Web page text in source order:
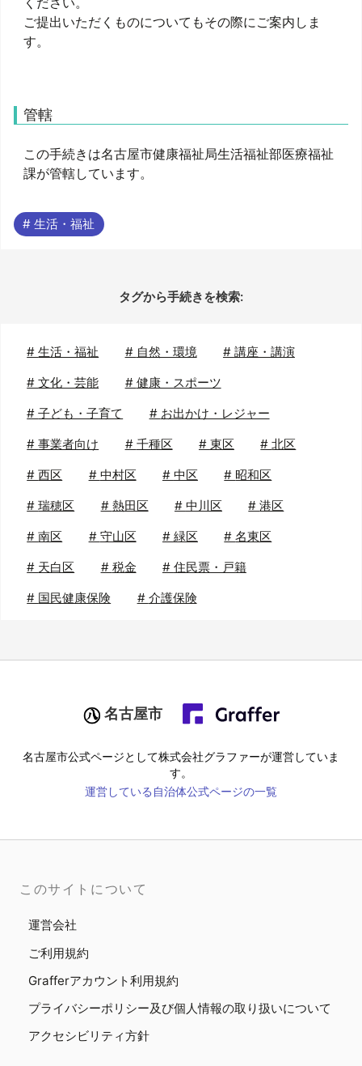
ご提出いただくものについてもその際にご案内しま
す。
管轄
この手続きは名古屋市健康福祉局生活福祉部医療福祉
課が管轄しています。
# 生活・福祉
タグから手続きを検索:
#生活・福祉 # 自然・環境 # 講座・講演
#文化・芸能 # 健康・スポーツ
#子ども・子育て # お出かけ・レジャー
#事業者向け # 千種区 # 東区 #北区
#西区 # 中村区 # 中区 # 昭和区
#瑞穂区 # 熱田区 # 中川区 #港区
#南区 # 守山区 # 緑区 #名東区
# 天白区 # 税金 # 住民票・戸籍
# 国民健康保険 # 介護保険
名古屋市
名古屋市公式ページとして株式会社グラファーが運営していま
す。
運営している自治体公式ページの一覧
このサイトについて
運営会社
ご利用規約
Grafferアカウント利用規約
プライバシーポリシー及び個人情報の取り扱いについて
アクセシビリティ方針